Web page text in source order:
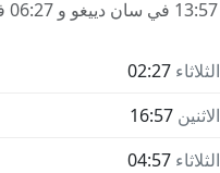
الثلاثاء 02:27
الاثنين 16:57
الثلاثاء 04:57